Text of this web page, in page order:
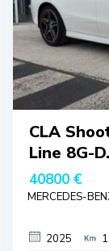
CLA
Line 8G-
40800 €
MERCEDES-
2025